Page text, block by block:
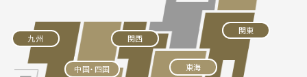
関東
東海
関西
中国・四国
九州